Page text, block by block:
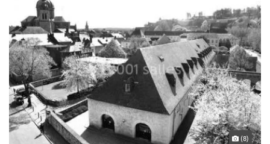
(8)